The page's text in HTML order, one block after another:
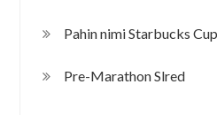
Pahin nimi Starbucks
Pre-Marathon Slred